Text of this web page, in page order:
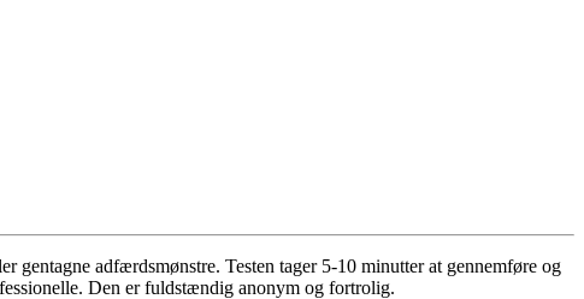
adfærdsmønstre. Testen tager 5-10 minutter at gennemføre og
Den er fuldstændig anonym og fortrolig.